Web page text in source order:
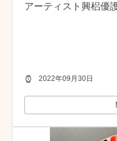
アーティスト興梠優
2022年09月30日